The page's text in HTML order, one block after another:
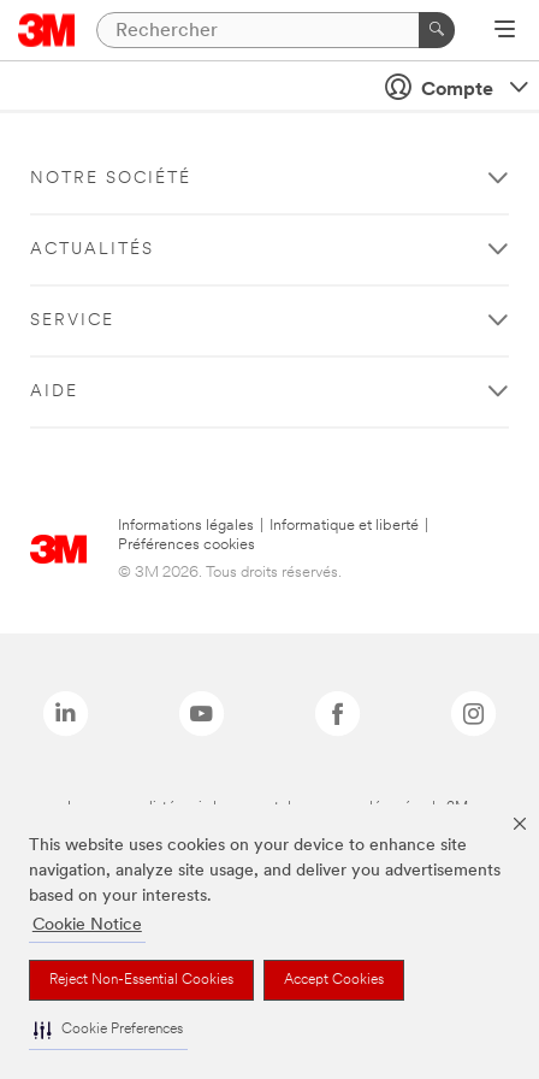
This website uses cookies on your device to enhance site
navigation, analyze site usage, and deliver you advertisements
based on your interests.
Cookie Notice
Reject Non-Essential Cookies Accept Cookies
Cookie Preferences
Compte
NOTRE SOCIÉTÉ
ACTUALITÉS
SERVICE
AIDE
Informations légales Informatique et liberté
Préférences cookies
© 3M 2026. Tous droits réservés.
Les marques listées ci-dessus sont des marques déposées de 3M.